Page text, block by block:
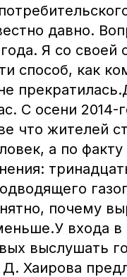
давно.
Я со
способ, как
С осени 2014-
что жителей
а по
почему
входа в
выслушать
Хаирова